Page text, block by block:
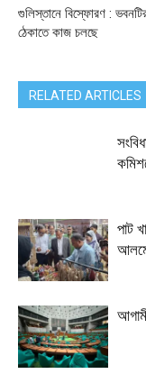
গুলিস্তানে বিস্ফোরণ :
ঠেকাতে কাজ চলছে
RELATED ARTICLES
পাট